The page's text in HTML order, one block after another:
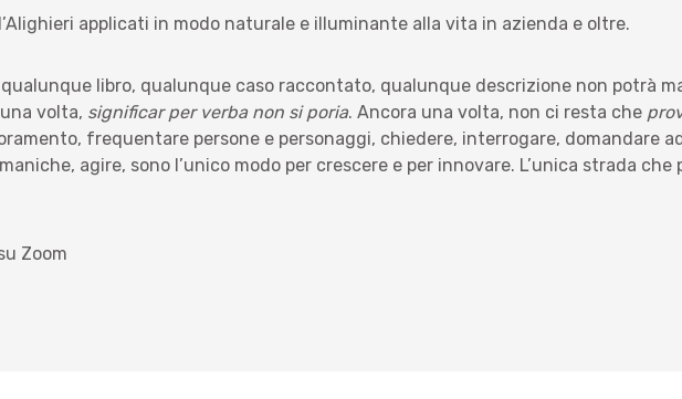
applicati in modo naturale e illuminante alla vita in azienda e oltre.
qualunque libro, qualunque caso raccontato, qualunque descrizione non potrà
volta, significar per verba non si poria. Ancora una volta, non ci resta che
frequentare persone e personaggi, chiedere, interrogare, domandare
agire, sono l’unico modo per crescere e per innovare. L’unica strada che
Zoom